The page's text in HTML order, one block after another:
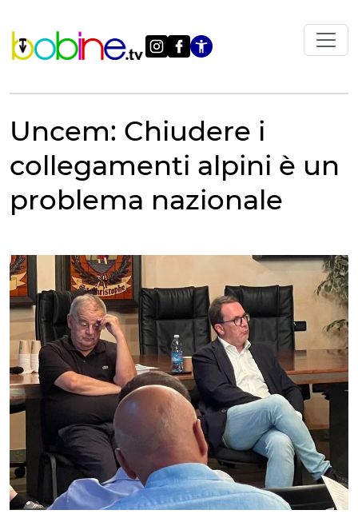
contenuto
Apri le
Uncem: Chiudere i
collegamenti alpini è un
problema nazionale